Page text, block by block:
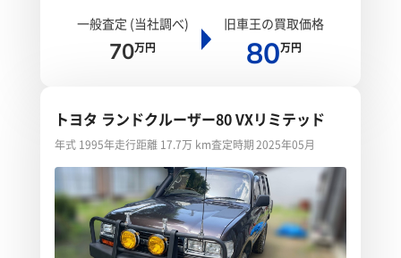
一般査定 (当社調べ)
70万円
旧車王の買取価格
80万円
トヨタ ランドクルーザー80 VXリミテッド
年式 1995年走行距離 17.7万 km査定時期 2025年05月